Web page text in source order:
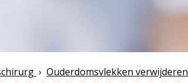
› Ouderdomsvlekken verwijderen